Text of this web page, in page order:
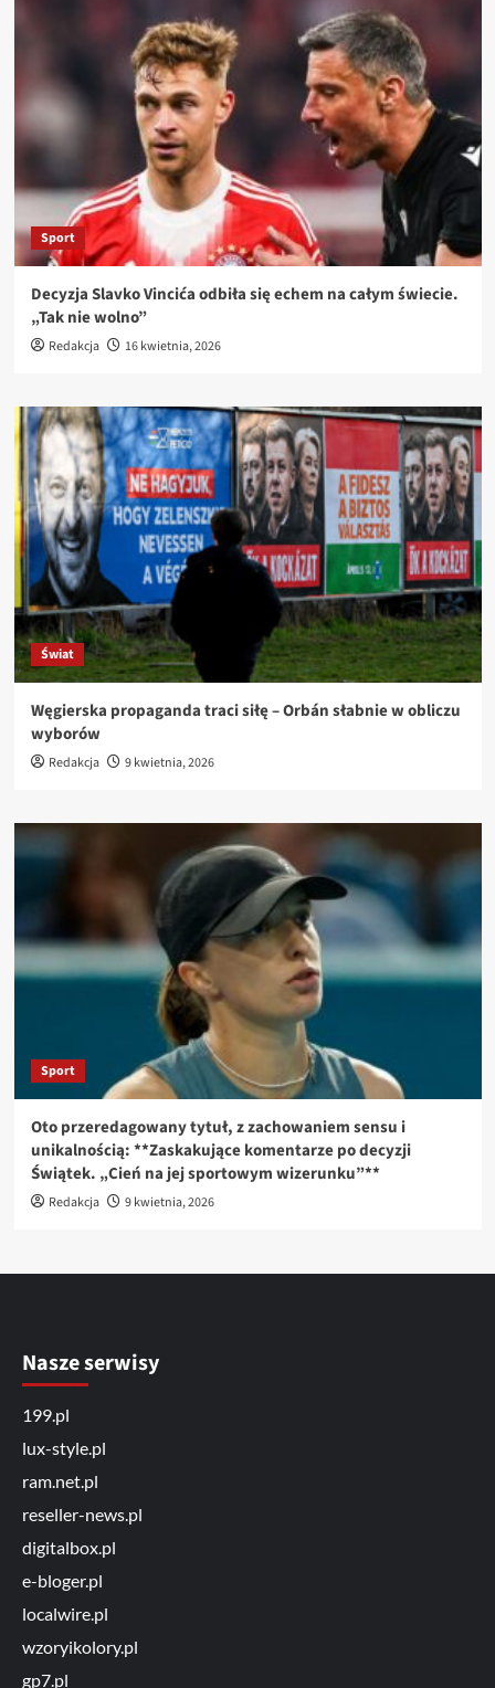
Sport
Decyzja Slavko Vincića odbiła się echem na całym świecie.
„Tak nie wolno”
Redakcja 16 kwietnia, 2026
Świat
Węgierska propaganda traci siłę – Orbán słabnie w obliczu
wyborów
Redakcja 9 kwietnia, 2026
Sport
Oto przeredagowany tytuł, z zachowaniem sensu i
unikalnością: **Zaskakujące komentarze po decyzji
Świątek. „Cień na jej sportowym wizerunku”**
Redakcja 9 kwietnia, 2026
Nasze serwisy
199.pl
lux-style.pl
ram.net.pl
reseller-news.pl
digitalbox.pl
e-bloger.pl
localwire.pl
wzoryikolory.pl
gp7.pl